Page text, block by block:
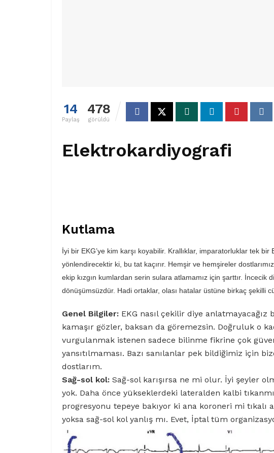
14
Paylaş
478
görüldü
Elektrokardiyografi
Kutlama
İyi bir EKG’ye kim karşı koyabilir. Krallıklar, imparatorluklar tek bir
yönlendirecektir ki, bu tat kaçırır. Hemşir ve hemşireler
ekip kızgın kumlardan serin sulara atlamamız için şarttır.
dönüşümsüzdür. Hadi ortaklar, olası hatalar üstüne birkaç şekilli
Genel Bilgiler: EKG nasıl çekilir diye
kamaşır gözler, baksan da göremezsin. Doğruluk o
vurgulanmak istenen sadece bilinme fikrine çok
yansıtılmaması. Bazı sanılanlar pek bildiğimiz için
dostlarım.
Sağ-sol kol: Sağ-sol karışırsa ne mi olur. İyi şeyler
yok. Daha önce yükseklerdeki lateralden kalbi
progresyonu tepeye bakıyor ki ana koroneri mi
yoksa sağ-sol kol yanlış mı. Evet, İptal tüm